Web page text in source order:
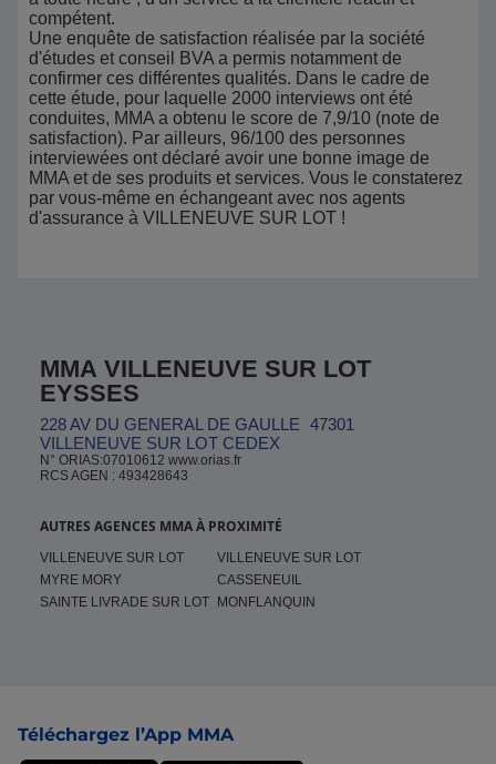
compétent.
Une enquête de satisfaction réalisée par la société
d'études et conseil BVA a permis notamment de
confirmer ces différentes qualités. Dans le cadre de
cette étude, pour laquelle 2000 interviews ont été
conduites, MMA a obtenu le score de 7,9/10 (note de
satisfaction). Par ailleurs, 96/100 des personnes
interviewées ont déclaré avoir une bonne image de
MMA et de ses produits et services. Vous le constaterez
par vous-même en échangeant avec nos agents
d'assurance à VILLENEUVE SUR LOT !
MMA VILLENEUVE SUR LOT
EYSSES
228 AV DU GENERAL DE GAULLE 47301
VILLENEUVE SUR LOT CEDEX
N° ORIAS:07010612 www.orias.fr
RCS AGEN : 493428643
AUTRES AGENCES MMA À PROXIMITÉ
VILLENEUVE SUR LOT
MYRE MORY
VILLENEUVE SUR LOT
CASSENEUIL
SAINTE LIVRADE SUR LOT
MONFLANQUIN
Téléchargez l’App MMA